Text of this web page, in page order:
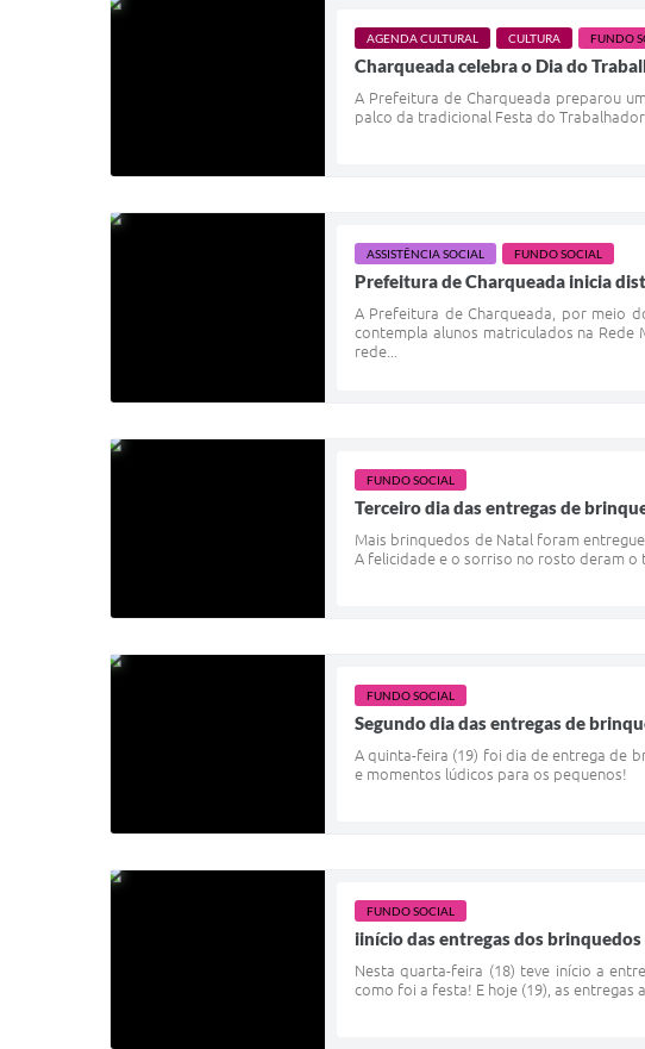
AGENDA CULTURAL CULTURA FUNDO
Charqueada celebra o Dia do
A Prefeitura de Charqueada preparou
palco da tradicional Festa do
ASSISTÊNCIA SOCIAL FUNDO SOCIAL
Prefeitura de Charqueada inicia
A Prefeitura de Charqueada, por meio
contempla alunos matriculados na Rede
rede...
FUNDO SOCIAL
Terceiro dia das entregas de
Mais brinquedos de Natal foram
A felicidade e o sorriso no rosto deram o
FUNDO SOCIAL
Segundo dia das entregas de
A quinta-feira (19) foi dia de entrega de
e momentos lúdicos para os pequenos!
FUNDO SOCIAL
iinício das entregas dos brinquedos
Nesta quarta-feira (18) teve início a
como foi a festa! E hoje (19), as entregas